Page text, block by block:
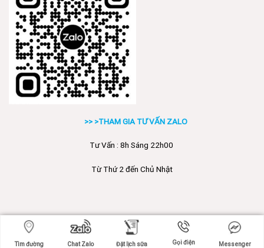
>> >THAM GIA TƯ VẤN ZALO
Tư Vấn : 8h Sáng 22h00
Từ Thứ 2 đến Chủ Nhật
Copyright 2026 ©
Tìm đường Chat Zalo Đặt lịch sữa Gọi điện Messenger